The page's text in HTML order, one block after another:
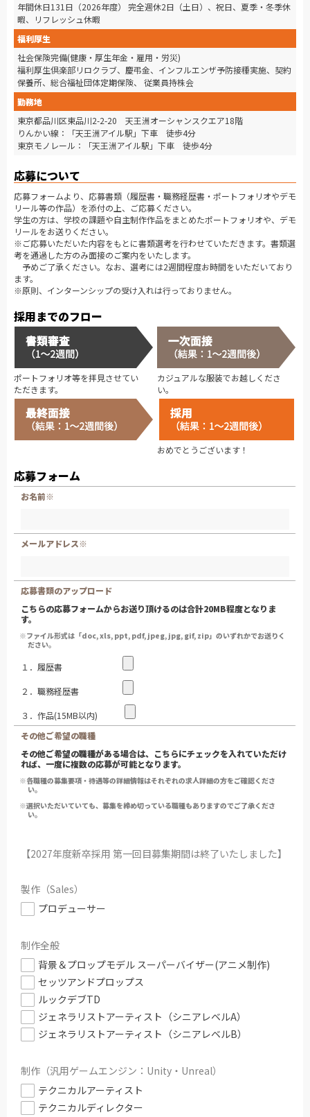
年間休日131日（2026年度） 完全週休2日（土日）、祝日、夏季・冬季休
暇、リフレッシュ休暇
福利厚生
社会保険完備(健康・厚生年金・雇用・労災)
福利厚生倶楽部リロクラブ、慶弔金、インフルエンザ予防接種実施、契約
保養所、総合福祉団体定期保険、 従業員持株会
勤務地
東京都品川区東品川2-2-20 天王洲オーシャンスクエア18階
りんかい線：「天王洲アイル駅」下車 徒歩4分
東京モノレール：「天王洲アイル駅」下車 徒歩4分
応募について
応募フォームより、応募書類（履歴書・職務経歴書・ポートフォリオやデモ
リール等の作品）を添付の上、ご応募ください。
学生の方は、学校の課題や自主制作作品をまとめたポートフォリオや、デモ
リールをお送りください。
※ご応募いただいた内容をもとに書類選考を行わせていただきます。書類選
考を通過した方のみ面接のご案内をいたします。
予めご了承ください。なお、選考には2週間程度お時間をいただいており
ます。
※原則、インターンシップの受け入れは行っておりません。
採用までのフロー
ポートフォリオ等を拝見させてい
ただきます。
カジュアルな服装でお越しくださ
い。
おめでとうございます！
応募フォーム
お名前※
メールアドレス※
応募書類のアップロード
こちらの応募フォームからお送り頂けるのは合計20MB程度となりま
す。
※ファイル形式は「doc, xls, ppt, pdf, jpeg, jpg, gif, zip」のいずれかでお送りく
ださい。
１．履歴書
２．職務経歴書
３．作品(15MB以内)
その他ご希望の職種
その他ご希望の職種がある場合は、こちらにチェックを入れていただけ
れば、一度に複数の応募が可能となります。
※各職種の募集要項・待遇等の詳細情報はそれぞれの求人詳細の方をご確認くださ
い。
※選択いただいていても、募集を締め切っている職種もありますのでご了承くださ
い。
【2027年度新卒採用 第一回目募集期間は終了いたしました】
製作（Sales）
プロデューサー
制作全般
背景＆プロップモデル スーパーバイザー(アニメ制作)
セッツアンドプロップス
ルックデブTD
ジェネラリストアーティスト（シニアレベルA）
ジェネラリストアーティスト（シニアレベルB）
制作（汎用ゲームエンジン：Unity・Unreal）
テクニカルアーティスト
テクニカルディレクター